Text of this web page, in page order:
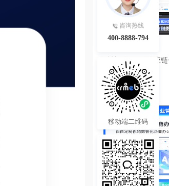
酷柚易汛ERP供应
系统
热度 25
咨询热线
400-8888-794
移动端二维码